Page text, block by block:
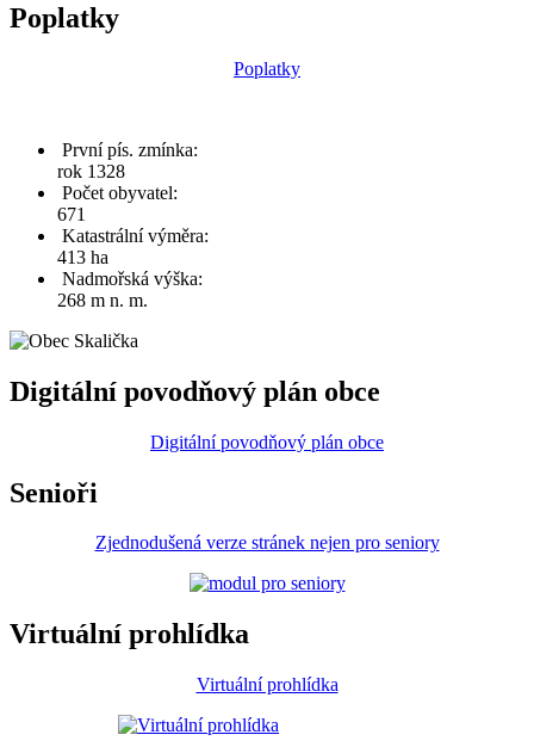
Poplatky
Poplatky
První pís. zmínka:
rok 1328
Počet obyvatel:
671
Katastrální výměra:
413 ha
Nadmořská výška:
268 m n. m.
Digitální povodňový plán obce
Digitální povodňový plán obce
Senioři
Zjednodušená verze stránek nejen pro seniory
Virtuální prohlídka
Virtuální prohlídka